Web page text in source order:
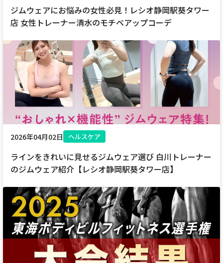
おトクな情報 料金案内
対応エリア よくあるご質問
お電話でのお問い合わせ
受付時間：9:30〜18:00 年中無休
Webメール
おトクなプラン
ジムウェアにお悩みの女性必見！レシオ静岡駅葵タワー
店 女性トレーナー清水のモチベアップコーデ
2026年04月02日 ヘルスケア
ラインをきれいに見せるジムウェア選び 白川トレーナー
のジムウェア紹介【レシオ静岡駅葵タワー店】